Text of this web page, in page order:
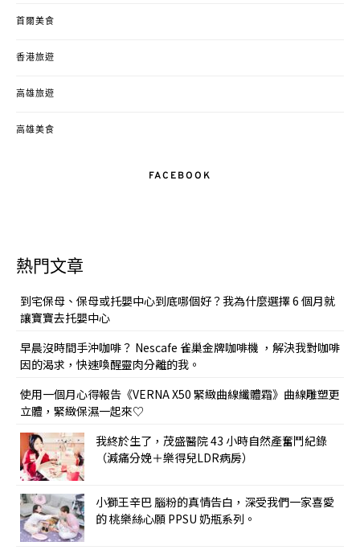
首爾美食
香港旅遊
高雄旅遊
高雄美食
FACEBOOK
熱門文章
到宅保母、保母或托嬰中心到底哪個好？我為什麼選擇 6 個月就
讓寶寶去托嬰中心
早晨沒時間手沖咖啡？ Nescafe 雀巢金牌咖啡機 ，解決我對咖啡
因的渴求，快速喚醒靈肉分離的我。
使用一個月心得報告《VERNA X50 緊緻曲線纖體霜》曲線雕塑更
立體，緊緻保濕一起來♡
我終於生了，茂盛醫院 43 小時自然產奮鬥紀錄
（減痛分娩＋樂得兒LDR病房）
小獅王辛巴 腦粉的真情告白，深受我們一家喜愛
的 桃樂絲心願 PPSU 奶瓶系列。